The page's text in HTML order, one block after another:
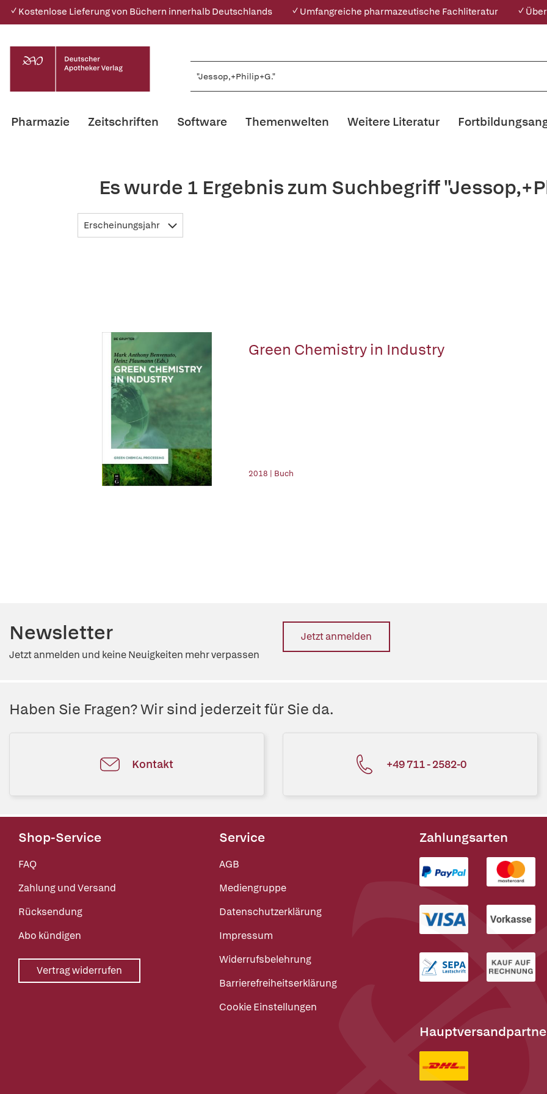
✓ Kostenlose Lieferung von Büchern innerhalb Deutschlands ✓ Umfangreiche pharmazeutische Fachliteratur ✓
Pharmazie Zeitschriften Software Themenwelten Weitere Literatur
Es wurde 1 Ergebnis zum Suchbegriff
Erscheinungsjahr
Green Chemistry in Industry
2018 | Buch
Newsletter
Jetzt anmelden und keine Neuigkeiten mehr verpassen
Jetzt anmelden
Haben Sie Fragen? Wir sind jederzeit für Sie da.
Kontakt +49 711 - 2582-0
Shop-Service
FAQ
Zahlung und Versand
Rücksendung
Abo kündigen
Vertrag widerrufen
Service
AGB
Mediengruppe
Datenschutzerklärung
Impressum
Widerrufsbelehrung
Barrierefreiheitserklärung
Cookie Einstellungen
Zahlungsarten